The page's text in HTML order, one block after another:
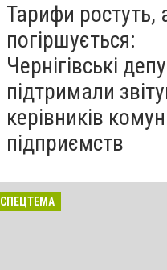
Тарифи ростуть,
погіршується:
Чернігівські
підтримали
керівників
підприємств
СПЕЦТЕМА